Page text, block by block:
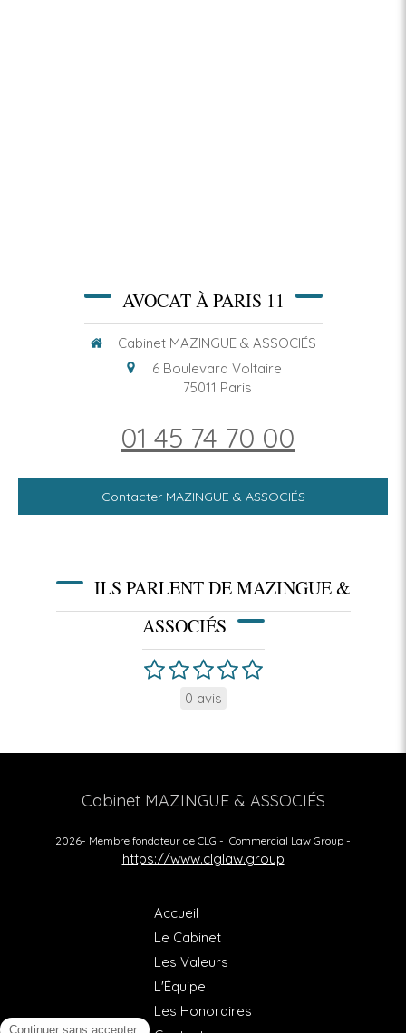
AVOCAT À PARIS 11
Cabinet MAZINGUE & ASSOCIÉS
6 Boulevard Voltaire
75011 Paris
01 45 74 70 00
Contacter MAZINGUE & ASSOCIÉS
ILS PARLENT DE MAZINGUE &
ASSOCIÉS
0 avis
Cabinet MAZINGUE & ASSOCIÉS
2026- Membre fondateur de CLG - Commercial Law Group -
https://www.clglaw.group
Accueil
Le Cabinet
Les Valeurs
L'Équipe
Les Honoraires